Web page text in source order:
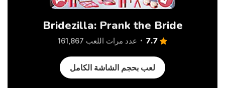
Bridezilla: Prank the Bride
7.7 عدد مرات اللعب 161,867
لعب بحجم الشاشة الكامل